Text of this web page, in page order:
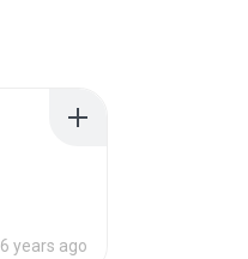
6 years ago